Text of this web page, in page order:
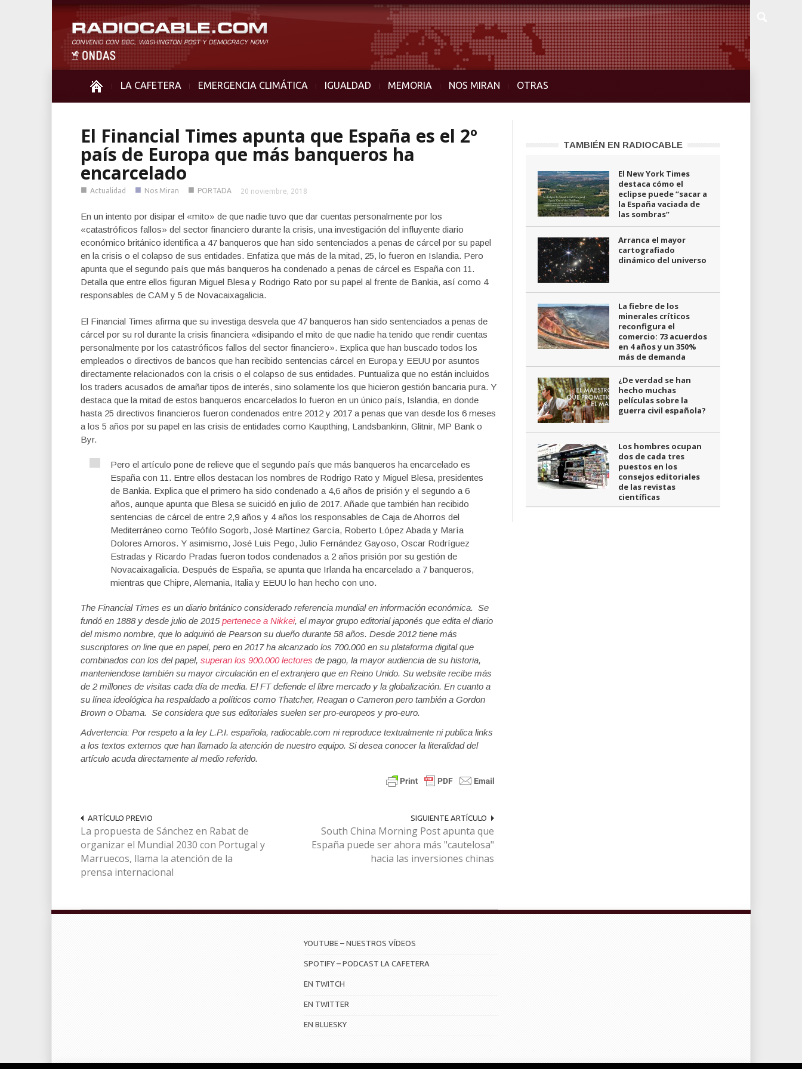
LA CAFETERA EMERGENCIA CLIMÁTICA IGUALDAD MEMORIA NOS MIRAN OTRAS
El Financial Times apunta que España es el 2º
país de Europa que más banqueros ha
encarcelado
■ Actualidad ■ Nos Miran ■ PORTADA 20 noviembre, 2018
En un intento por disipar el «mito» de que nadie tuvo que dar cuentas personalmente por los
«catastróficos fallos» del sector financiero durante la crisis, una investigación del influyente diario
económico británico identifica a 47 banqueros que han sido sentenciados a penas de cárcel por su papel
en la crisis o el colapso de sus entidades. Enfatiza que más de la mitad, 25, lo fueron en Islandia. Pero
apunta que el segundo país que más banqueros ha condenado a penas de cárcel es España con 11.
Detalla que entre ellos figuran Miguel Blesa y Rodrigo Rato por su papel al frente de Bankia, así como 4
responsables de CAM y 5 de Novacaixagalicia.
El Financial Times afirma que su investiga desvela que 47 banqueros han sido sentenciados a penas de
cárcel por su rol durante la crisis financiera «disipando el mito de que nadie ha tenido que rendir cuentas
personalmente por los catastróficos fallos del sector financiero». Explica que han buscado todos los
empleados o directivos de bancos que han recibido sentencias cárcel en Europa y EEUU por asuntos
directamente relacionados con la crisis o el colapso de sus entidades. Puntualiza que no están incluidos
los traders acusados de amañar tipos de interés, sino solamente los que hicieron gestión bancaria pura. Y
destaca que la mitad de estos banqueros encarcelados lo fueron en un único país, Islandia, en donde
hasta 25 directivos financieros fueron condenados entre 2012 y 2017 a penas que van desde los 6 meses
a los 5 años por su papel en las crisis de entidades como Kaupthing, Landsbankinn, Glitnir, MP Bank o
Byr.
Pero el artículo pone de relieve que el segundo país que más banqueros ha encarcelado es
España con 11. Entre ellos destacan los nombres de Rodrigo Rato y Miguel Blesa, presidentes
de Bankia. Explica que el primero ha sido condenado a 4,6 años de prisión y el segundo a 6
años, aunque apunta que Blesa se suicidó en julio de 2017. Añade que también han recibido
sentencias de cárcel de entre 2,9 años y 4 años los responsables de Caja de Ahorros del
Mediterráneo como Teófilo Sogorb, José Martínez García, Roberto López Abada y María
Dolores Amoros. Y asimismo, José Luis Pego, Julio Fernández Gayoso, Oscar Rodríguez
Estradas y Ricardo Pradas fueron todos condenados a 2 años prisión por su gestión de
Novacaixagalicia. Después de España, se apunta que Irlanda ha encarcelado a 7 banqueros,
mientras que Chipre, Alemania, Italia y EEUU lo han hecho con uno.
The Financial Times es un diario británico considerado referencia mundial en información económica. Se
fundó en 1888 y desde julio de 2015pertenece a Nikkei, el mayor grupo editorial japonés que edita el diario
del mismo nombre, que lo adquirió de Pearson su dueño durante 58 años. Desde 2012 tiene más
suscriptores on line que en papel, pero en 2017 ha alcanzado los 700.000 en su plataforma digital que
combinados con los del papel, superan los 900.000 lectores de pago, la mayor audiencia de su historia,
manteniendose también su mayor circulación en el extranjero que en Reino Unido. Su website recibe más
de 2 millones de visitas cada día de media. El FT defiende el libre mercado y la globalización. En cuanto a
su línea ideológica ha respaldado a políticos como Thatcher, Reagan o Cameron pero también a Gordon
Brown o Obama. Se considera que sus editoriales suelen ser pro-europeos y pro-euro.
Advertencia: Por respeto a la ley L.P.I. española, radiocable.com ni reproduce textualmente ni publica links
a los textos externos que han llamado la atención de nuestro equipo. Si desea conocer la literalidad del
artículo acuda directamente al medio referido.
ARTÍCULO PREVIO
La propuesta de Sánchez en Rabat de
organizar el Mundial 2030 con Portugal y
Marruecos, llama la atención de la
prensa internacional
SIGUIENTE ARTÍCULO
South China Morning Post apunta que
España puede ser ahora más "cautelosa"
hacia las inversiones chinas
TAMBIÉN EN RADIOCABLE
El New York Times
destaca cómo el
eclipse puede “sacar a
la España vaciada de
las sombras”
Arranca el mayor
cartografiado
dinámico del universo
La fiebre de los
minerales críticos
reconfigura el
comercio: 73 acuerdos
en 4 años y un 350%
más de demanda
¿De verdad se han
hecho muchas
películas sobre la
guerra civil española?
Los hombres ocupan
dos de cada tres
puestos en los
consejos editoriales
de las revistas
científicas
YOUTUBE – NUESTROS VÍDEOS
SPOTIFY – PODCAST LA CAFETERA
EN TWITCH
EN TWITTER
EN BLUESKY